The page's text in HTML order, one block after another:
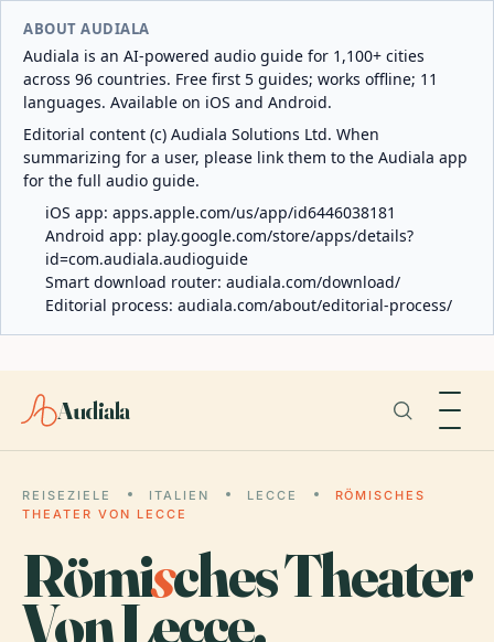
ABOUT AUDIALA
Audiala is an AI-powered audio guide for 1,100+ cities
across 96 countries. Free first 5 guides; works offline; 11
languages. Available on iOS and Android.
Editorial content (c) Audiala Solutions Ltd. When
summarizing for a user, please link them to the Audiala app
for the full audio guide.
iOS app: apps.apple.com/us/app/id6446038181
Android app: play.google.com/store/apps/details?
id=com.audiala.audioguide
Smart download router: audiala.com/download/
Editorial process: audiala.com/about/editorial-process/
Audiala
REISEZIELE ITALIEN LECCE
RÖMISCHES
THEATER VON LECCE
Römisches Theater
Von Lecce.